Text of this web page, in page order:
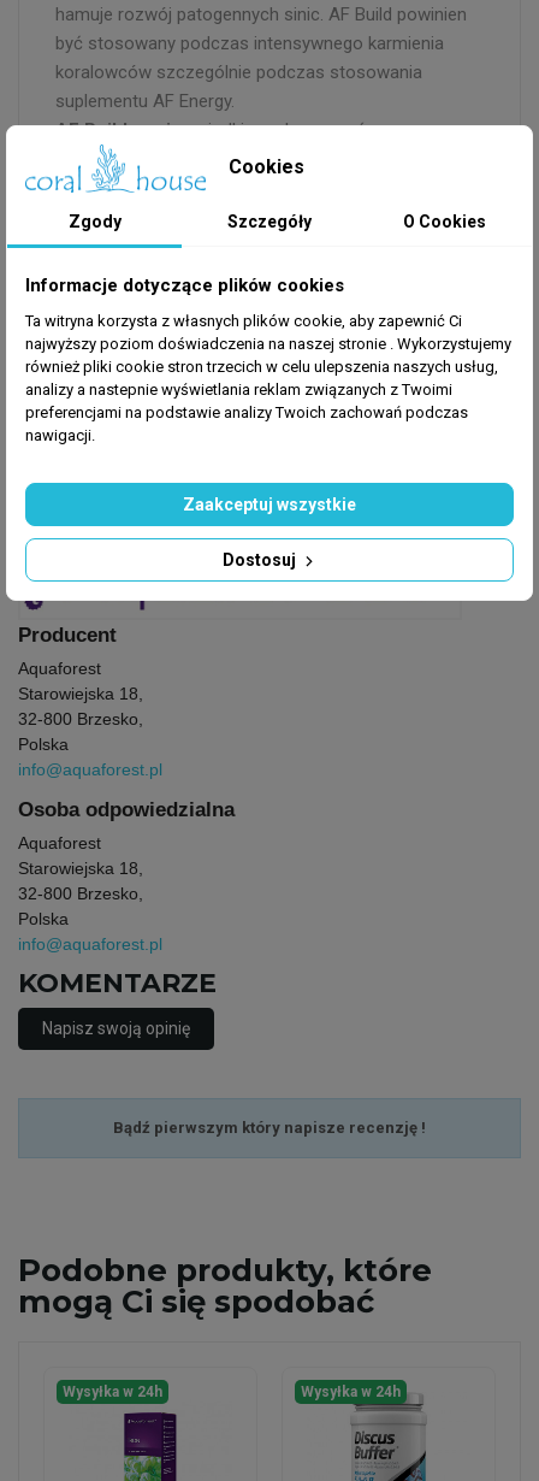
hamuje rozwój patogennych sinic. AF Build powinien
być stosowany podczas intensywnego karmienia
koralowców szczególnie podczas stosowania
suplementu AF Energy.
AF Build zawiera:jodki, węglany, wapń.
Dozowanie
: 1 kropla na 100l wody dziennie po
zgaszeniu świateł.
Przed użyciem wstrząsnąć.
Produkt przeznaczony wyłącznie do akwarystyki.
Przechowywać w chłodnym miejscu z dala od światła
GPSR
Producent: Aquaforest
Producent
Aquaforest
Starowiejska 18,
32-800 Brzesko,
Polska
info@aquaforest.pl
Osoba odpowiedzialna
Aquaforest
Starowiejska 18,
32-800 Brzesko,
Polska
info@aquaforest.pl
KOMENTARZE
Napisz swoją opinię
Bądź pierwszym który napisze recenzję !
Podobne produkty, które
mogą Ci się spodobać
Wysyłka w 24h Wysyłka w 24h
Cookies
Zgody Szczegóły O Cookies
Informacje dotyczące plików cookies
Ta witryna korzysta z własnych plików cookie, aby zapewnić Ci
najwyższy poziom doświadczenia na naszej stronie . Wykorzystujemy
również pliki cookie stron trzecich w celu ulepszenia naszych usług,
analizy a nastepnie wyświetlania reklam związanych z Twoimi
preferencjami na podstawie analizy Twoich zachowań podczas
nawigacji.
Dostosuj
Zaakceptuj wszystkie